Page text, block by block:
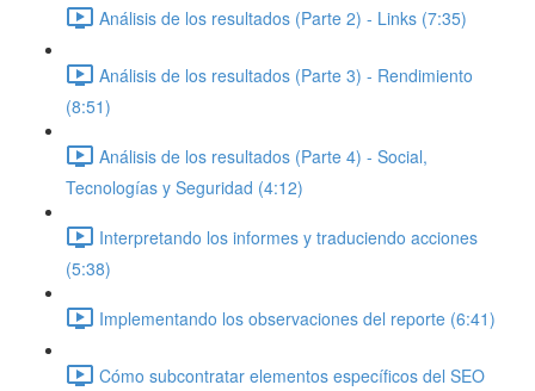
Análisis de los resultados (Parte 2) - Links (7:35)
Análisis de los resultados (Parte 3) - Rendimiento
(8:51)
Análisis de los resultados (Parte 4) - Social,
Tecnologías y Seguridad (4:12)
Interpretando los informes y traduciendo acciones
(5:38)
Implementando los observaciones del reporte (6:41)
Cómo subcontratar elementos específicos del SEO